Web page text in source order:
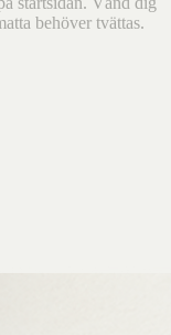
behöver tvättas.